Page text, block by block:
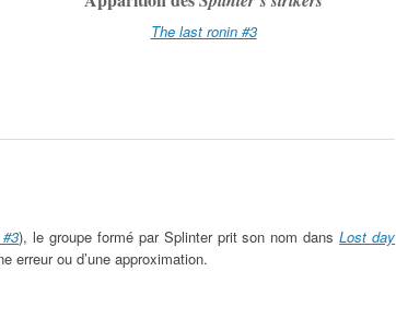
The last ronin #3
), le groupe formé par Splinter prit son nom dansLost day
erreur ou d’une approximation.